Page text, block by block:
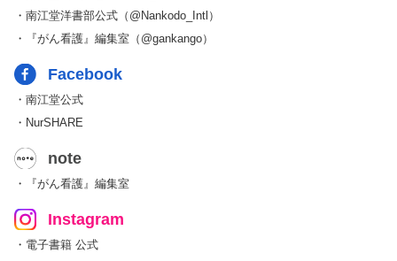
・南江堂洋書部公式（@Nankodo_Intl）
・『がん看護』編集室（@gankango）
Facebook
・南江堂公式
・NurSHARE
note
・『がん看護』編集室
Instagram
・電子書籍 公式